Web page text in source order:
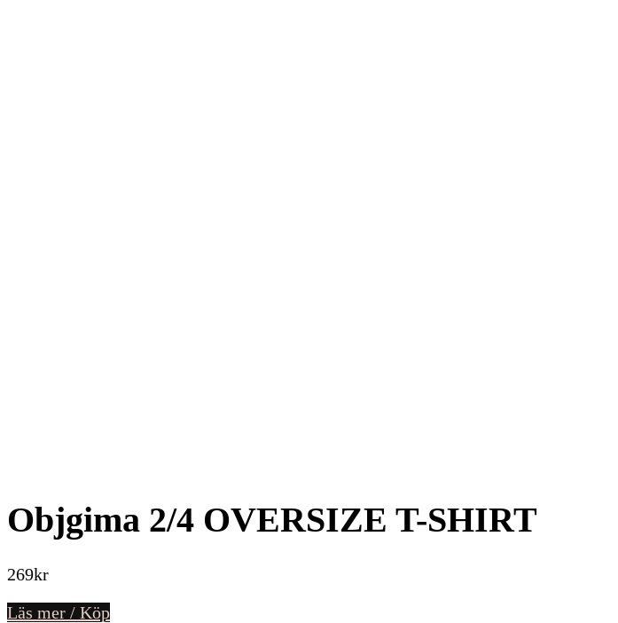
Objgima 2/4 OVERSIZE T-SHIRT
269kr
Läs mer / Köp